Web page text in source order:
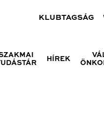
KLUBTAGSÁG
HÍREK